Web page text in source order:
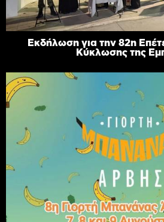
Εκδήλωση για την 82η
Κύκλωσης της